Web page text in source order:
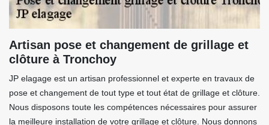
Artisan pose et changement de grillage et
clôture à Tronchoy
JP elagage est un artisan professionnel et experte en travaux de
pose et changement de tout type et tout état de grillage et clôture.
Nous disposons toute les compétences nécessaires pour assurer
la meilleure installation de votre grillage et clôture. Nous donnons